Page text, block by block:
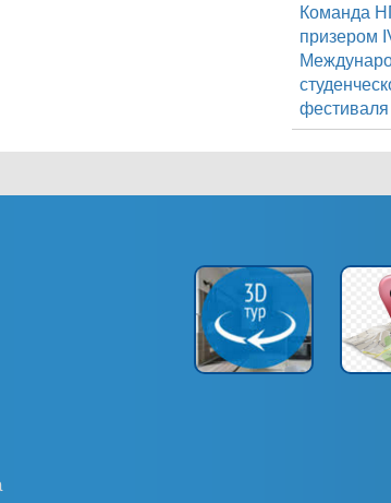
Команда
призером
фестиваля